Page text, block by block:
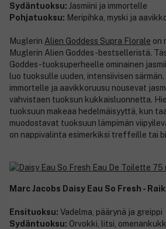
Sydäntuoksu: Jasmiini ja immortelle
Pohjatuoksu: Meripihka, myski ja
Muglerin Alien Goddess Supra Florale on
Muglerin Alien Goddes -bestselleristä.
Goddes -tuoksuperheelle ominainen
luo tuoksulle uuden, intensiivisen
immortelle ja aavikkoruusu nousevat
vahvistaen tuoksun kukkaisluonnetta.
tuoksuun makeaa hedelmäisyyttä, kun
muodostavat tuoksuun lämpimän
on nappivalinta esimerkiksi treffeille tai
Marc Jacobs Daisy Eau So Fresh -
Ensituoksu: Vadelma, päärynä ja greippi
Sydäntuoksu: Orvokki, litsi,